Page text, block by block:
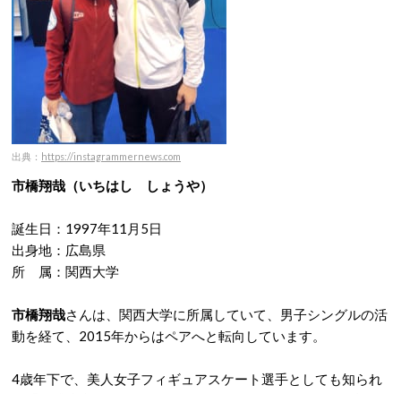
出典： https://instagrammernews.com
市橋翔哉（いちはし しょうや）
誕生日：1997年11月5日
出身地：広島県
所 属：関西大学
市橋翔哉さんは、関西大学に所属していて、男子シングルの活
動を経て、2015年からはペアへと転向しています。
4歳年下で、美人女子フィギュアスケート選手としても知られ